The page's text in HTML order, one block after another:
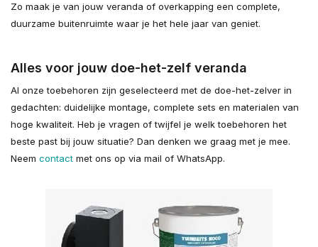
Zo maak je van jouw veranda of overkapping een complete,
duurzame buitenruimte waar je het hele jaar van geniet.
Alles voor jouw doe-het-zelf veranda
Al onze toebehoren zijn geselecteerd met de doe-het-zelver in
gedachten: duidelijke montage, complete sets en materialen van
hoge kwaliteit. Heb je vragen of twijfel je welk toebehoren het
beste past bij jouw situatie? Dan denken we graag met je mee.
Neem contact met ons op via mail of WhatsApp.